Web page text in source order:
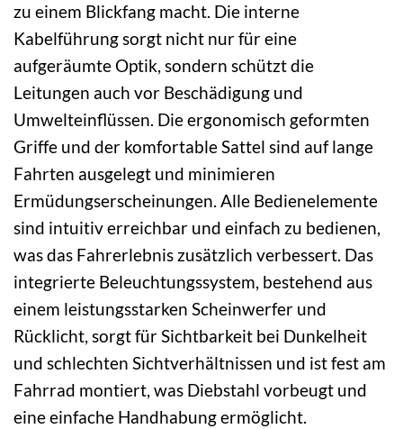
zu einem Blickfang macht. Die interne
Kabelführung sorgt nicht nur für eine
aufgeräumte Optik, sondern schützt die
Leitungen auch vor Beschädigung und
Umwelteinflüssen. Die ergonomisch geformten
Griffe und der komfortable Sattel sind auf lange
Fahrten ausgelegt und minimieren
Ermüdungserscheinungen. Alle Bedienelemente
sind intuitiv erreichbar und einfach zu bedienen,
was das Fahrerlebnis zusätzlich verbessert. Das
integrierte Beleuchtungssystem, bestehend aus
einem leistungsstarken Scheinwerfer und
Rücklicht, sorgt für Sichtbarkeit bei Dunkelheit
und schlechten Sichtverhältnissen und ist fest am
Fahrrad montiert, was Diebstahl vorbeugt und
eine einfache Handhabung ermöglicht.